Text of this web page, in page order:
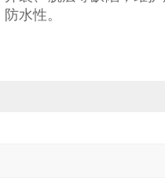
水性。